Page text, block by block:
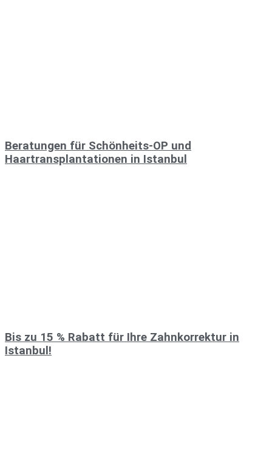
Beratungen für Schönheits-OP und
Haartransplantationen in Istanbul
Bis zu 15 % Rabatt für Ihre Zahnkorrektur in
Istanbul!